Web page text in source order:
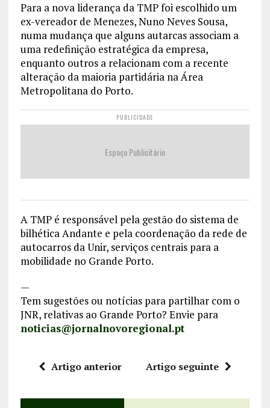
Para a nova liderança da TMP foi escolhido um
ex-vereador de Menezes, Nuno Neves Sousa,
numa mudança que alguns autarcas associam a
uma redefinição estratégica da empresa,
enquanto outros a relacionam com a recente
alteração da maioria partidária na Área
Metropolitana do Porto.
PUBLICIDADE
Espaço Publicitário
A TMP é responsável pela gestão do sistema de
bilhética Andante e pela coordenação da rede de
autocarros da Unir, serviços centrais para a
mobilidade no Grande Porto.
—
Tem sugestões ou notícias para partilhar com o
JNR, relativas ao Grande Porto? Envie para
noticias@jornalnovoregional.pt
Artigo anterior Artigo seguinte